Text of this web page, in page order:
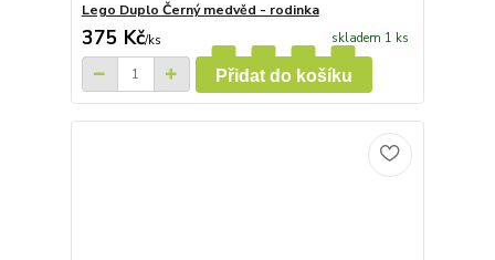
Lego Duplo Černý medvěd - rodinka
375 Kč/ks skladem 1 ks
Přidat do košíku